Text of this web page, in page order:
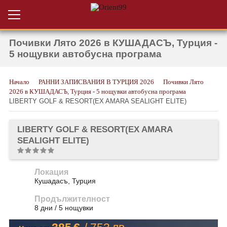
Вход за агенти
Проверка на
резервация
НОВА ГОДИНА ТУРЦИЯ
ПОЧИВКИ
ЕКЗОТИКА
ЕКСКУРЗИИ
Почивки Лято 2026 в КУШАДАСЪ, Турция -
5 нощувки автобусна програма
Начало РАННИ ЗАПИСВАНИЯ В ТУРЦИЯ 2026
Почивки Лято
2026 в КУШАДАСЪ, Турция - 5 нощувки автобусна програма
LIBERTY GOLF & RESORT(EX AMARA SEALIGHT ELITE)
LIBERTY GOLF & RESORT(EX AMARA
SEALIGHT ELITE)
Локация
Кушадасъ, Турция
Продължителност
8 дни / 5 нощувки